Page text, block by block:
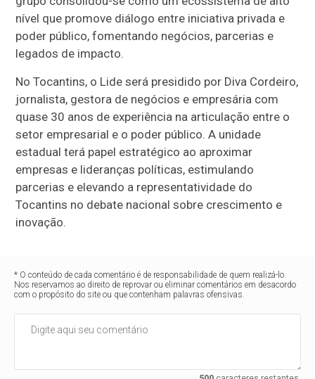
nível que promove diálogo entre iniciativa privada e
poder público, fomentando negócios, parcerias e
legados de impacto.
No Tocantins, o Lide será presidido por Diva Cordeiro,
jornalista, gestora de negócios e empresária com
quase 30 anos de experiência na articulação entre o
setor empresarial e o poder público. A unidade
estadual terá papel estratégico ao aproximar
empresas e lideranças políticas, estimulando
parcerias e elevando a representatividade do
Tocantins no debate nacional sobre crescimento e
inovação.
* O conteúdo de cada comentário é de responsabilidade de quem realizá-lo.
Nos reservamos ao direito de reprovar ou eliminar comentários em desacordo
com o propósito do site ou que contenham palavras ofensivas.